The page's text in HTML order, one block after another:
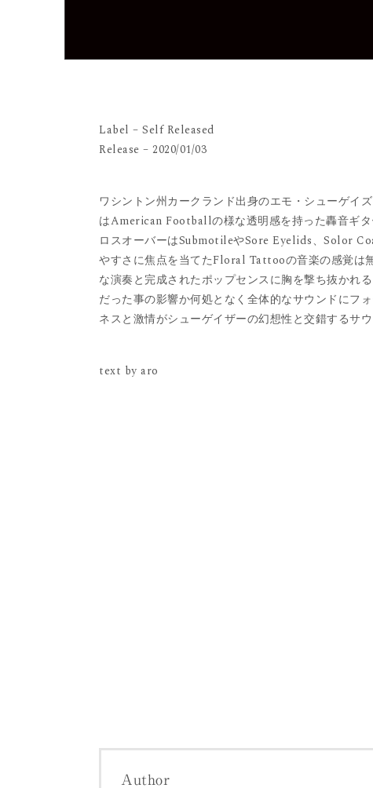
Label – Self Released
Release – 2020/01/03
ワシントン州カークランド出身のエモ・シューゲ
はAmerican Footballの様な透明感を持った轟音ギ
ロスオーバーはSubmotileやSore Eyelids、Solor
やすさに焦点を当てたFloral Tattooの音楽の感覚は
な演奏と完成されたポップセンスに胸を撃ち抜かれ
だった事の影響か何処となく全体的なサウンドにフ
ネスと激情がシューゲイザーの幻想性と交錯するサウ
text by aro
Author